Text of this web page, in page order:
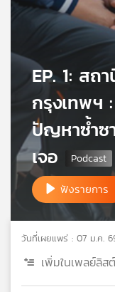
ข่าย
วิทยุ
เอส
แผนที่
เครือ
ข่าย
EP. 1: สถ
กรุงเทพฯ
ปัญหาซ้ำซ
เจอ
ฟังรายการ
วันที่เผยแพร่ : 07 ม.ค.
เพิ่มในเพลย์ลิสต์